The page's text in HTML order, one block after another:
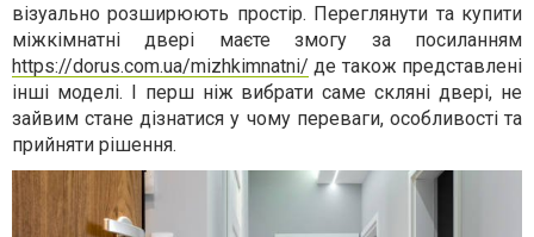
візуально розширюють простір. Переглянути та купити
міжкімнатні двері маєте змогу за посиланням
https://dorus.com.ua/mizhkimnatni/ де також представлені
інші моделі. І перш ніж вибрати саме скляні двері, не
зайвим стане дізнатися у чому переваги, особливості та
прийняти рішення.